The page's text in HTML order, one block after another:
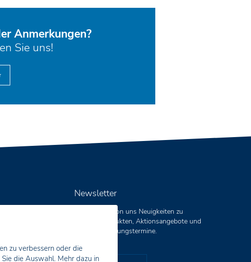
zu verbessern oder die
die Auswahl. Mehr dazu in
Anmerkungen?
Sie uns!
Newsletter
Sie erhalten von uns Neuigkeiten zu
unseren Produkten, Aktionsangebote und
aktuelle Schulungstermine.